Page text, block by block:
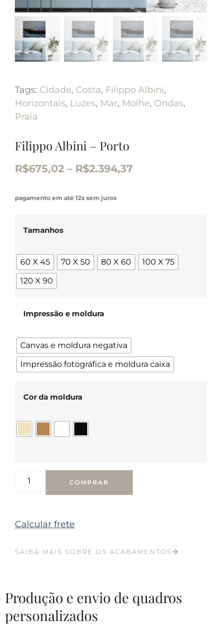
Tags: Cidade, Costa, Filippo Albini,
Horizontais, Luzes, Mar, Molhe, Ondas,
Praia
Filippo Albini – Porto
R$675,02 – R$2.394,37
pagamento em até 12x sem juros
Tamanhos
60 X 45 70 X 50 80 X 60
100 X 75
120 X 90
Impressão e moldura
Canvas e moldura negativa
Impressão fotográfica e moldura caixa
Cor da moldura
COMPRAR
Calcular frete
SAIBA MAIS SOBRE OS ACABAMENTOS
Produção e envio de quadros
personalizados